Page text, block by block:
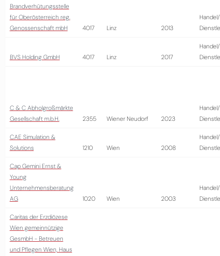
Brandverhütungsstelle
für Oberösterreich reg.
Genossenschaft mbH
4017 Linz 2013
Handel/
BVS Holding GmbH 4017 Linz 2017
Handel/
C & C Abholgroßmärkte
Gesellschaft m.b.H.
2355 Wiener Neudorf 2023
Handel/
CAE Simulation &
Solutions
1210 Wien 2008
Handel/
Cap Gemini Ernst &
Young
Unternehmensberatung
AG
1020 Wien 2003
Handel/
Caritas der Erzdiözese
Wien gemeinnützige
GesmbH - Betreuen
und Pflegen Wien, Haus